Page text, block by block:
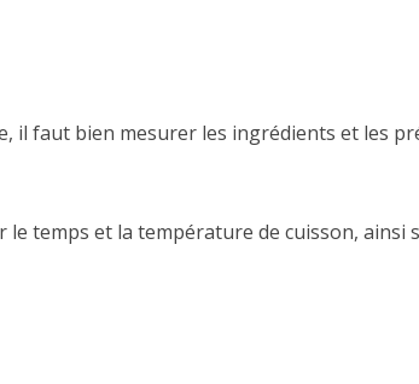
il faut bien mesurer les ingrédients et les
temps et la température de cuisson, ainsi